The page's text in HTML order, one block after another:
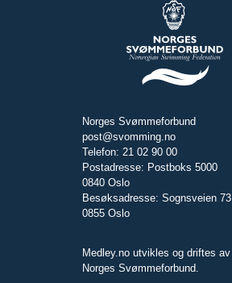
Norges Svømmeforbund
post@svomming.no
Telefon: 21 02 90 00
Postadresse: Postboks 5000
0840 Oslo
Besøksadresse: Sognsveien 73
0855 Oslo
Medley.no utvikles og driftes av
Norges Svømmeforbund.